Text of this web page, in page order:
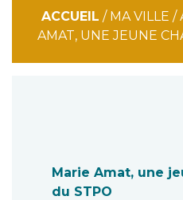
ACCUEIL / MA VILLE /
AMAT, UNE JEUNE
Marie Amat, une
du STPO